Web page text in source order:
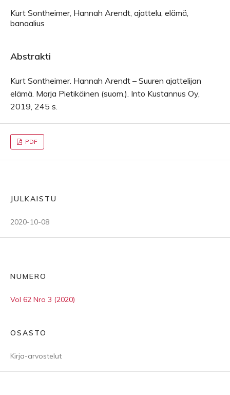
Kurt Sontheimer, Hannah Arendt, ajattelu, elämä,
banaalius
Abstrakti
Kurt Sontheimer. Hannah Arendt – Suuren ajattelijan
elämä. Marja Pietikäinen (suom.). Into Kustannus Oy,
2019, 245 s.
PDF
JULKAISTU
2020-10-08
NUMERO
Vol 62 Nro 3 (2020)
OSASTO
Kirja-arvostelut